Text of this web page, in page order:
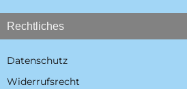
Rechtliches
Datenschutz
Widerrufsrecht